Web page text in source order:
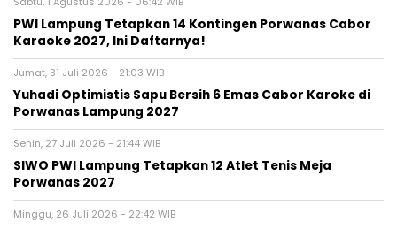
PWI Lampung Tetapkan 14 Kontingen Porwanas Cabor
Karaoke 2027, Ini Daftarnya!
Jumat, 31 Juli 2026 - 21:03 WIB
Yuhadi Optimistis Sapu Bersih 6 Emas Cabor Karoke di
Porwanas Lampung 2027
Senin, 27 Juli 2026 - 21:44 WIB
SIWO PWI Lampung Tetapkan 12 Atlet Tenis Meja
Porwanas 2027
Minggu, 26 Juli 2026 - 22:42 WIB